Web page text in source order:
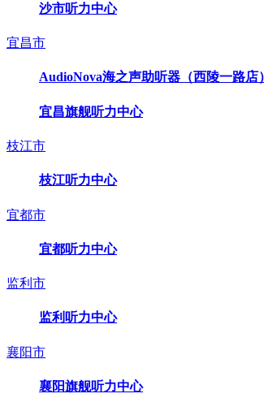
沙市听力中心
宜昌市
AudioNova海之声助听器（西陵一路店）
宜昌旗舰听力中心
枝江市
枝江听力中心
宜都市
宜都听力中心
监利市
监利听力中心
襄阳市
襄阳旗舰听力中心